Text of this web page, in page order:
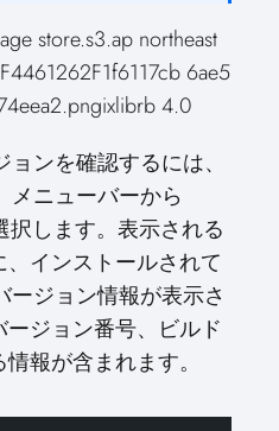
ンを確認するには、
メニューバーから
択します。表示される
インストールされて
ージョン情報が表示さ
ジョン番号、ビルド
報が含まれます。